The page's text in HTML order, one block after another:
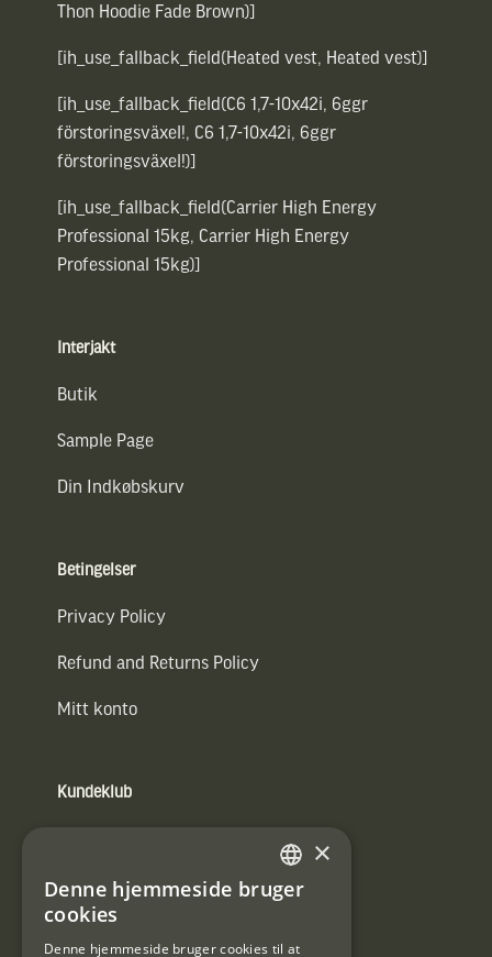
Thon Hoodie Fade Brown)]
[ih_use_fallback_field(Heated vest, Heated vest)]
[ih_use_fallback_field(C6 1,7-10x42i, 6ggr
förstoringsväxel!, C6 1,7-10x42i, 6ggr
förstoringsväxel!)]
[ih_use_fallback_field(Carrier High Energy
Professional 15kg, Carrier High Energy
Professional 15kg)]
Interjakt
Butik
Sample Page
Din Indkøbskurv
Betingelser
Privacy Policy
Refund and Returns Policy
Mitt konto
Kundeklub
E-
post
SWEDISH
×
Denne hjemmeside bruger
cookies
Denne hjemmeside bruger cookies til at